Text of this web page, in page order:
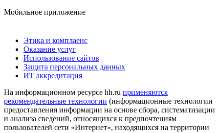
Мобильное приложение
Этика и комплаенс
Оказание услуг
Использование сайтов
Защита персональных данных
ИТ аккредитация
На информационном ресурсе hh.ru применяются
рекомендательные технологии (информационные технологии
предоставления информации на основе сбора, систематизации
и анализа сведений, относящихся к предпочтениям
пользователей сети «Интернет», находящихся на территории